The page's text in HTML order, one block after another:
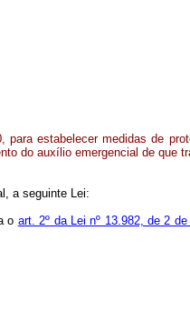
estabelecer medidas de
do auxílio emergencial de que
a seguinte Lei:
o art. 2º da Lei nº 13.982, de 2